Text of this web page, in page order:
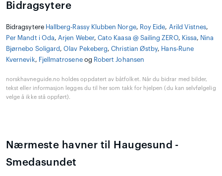
Bidragsytere
Bidragsytere Hallberg-Rassy Klubben Norge, Roy Eide, Arild Vistnes,
Per Mandt i Oda, Arjen Weber, Cato Kaasa @ Sailing ZERO, Kissa, Nina
Bjørnebo Soligard ,Olav Pekeberg,Christian Østby, Hans-Rune
Kvernevik, Fjellmatroseneog Robert Johansen
norskhavneguide.no holdes oppdatert av båtfolket. Når du bidrar med bilder,
tekst eller informasjon legges du til her som takk for hjelpen (du kan selvfølgelig
velge å ikke stå oppført).
Nærmeste havner til Haugesund -
Smedasundet